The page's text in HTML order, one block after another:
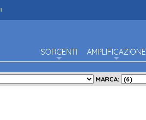
SORGENTI AMPLIFICAZIONE
MARCA: